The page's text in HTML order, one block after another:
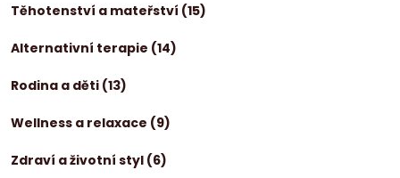
Těhotenství a mateřství (15)
Alternativní terapie (14)
Rodina a děti (13)
Wellness a relaxace (9)
Zdraví a životní styl (6)